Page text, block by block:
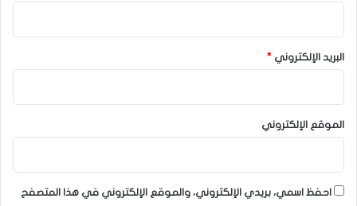
البريد الإلكتروني *
الموقع الإلكتروني
احفظ اسمي، بريدي الإلكتروني، والموقع الإلكتروني في هذا المتصفح